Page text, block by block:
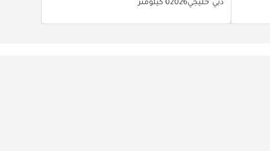
دبي خليجي20260 كيلومتر